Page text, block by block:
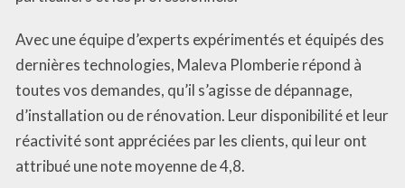
Avec une équipe d’experts expérimentés et équipés des
dernières technologies, Maleva Plomberie répond à
toutes vos demandes, qu’il s’agisse de dépannage,
d’installation ou de rénovation. Leur disponibilité et leur
réactivité sont appréciées par les clients, qui leur ont
attribué une note moyenne de 4,8.